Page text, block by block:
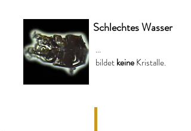
Schlechtes Wasser
...
bildetkeineKristalle.